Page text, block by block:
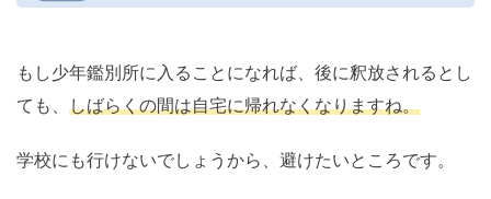
もし少年鑑別所に入ることになれば、後に釈放されるとし
ても、 しばらくの間は自宅に帰れなくなりますね。
学校にも行けないでしょうから、避けたいところです。